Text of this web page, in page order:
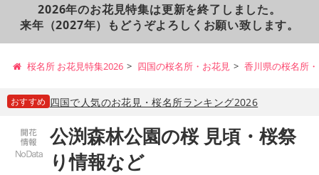
2026年のお花見特集は更新を終了しました。
来年（2027年）もどうぞよろしくお願い致します。
桜名所 お花見特集2026 四国の桜名所・お花見 香川県の桜名所
おすすめ 四国で人気のお花見・桜名所ランキング2026
公渕森林公園の桜 見頃・桜祭
り情報など